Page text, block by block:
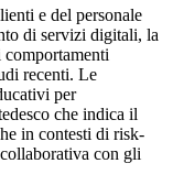
e del personale
di servizi digitali, la
comportamenti
recenti. Le
per
che indica il
in contesti di risk-
con gli